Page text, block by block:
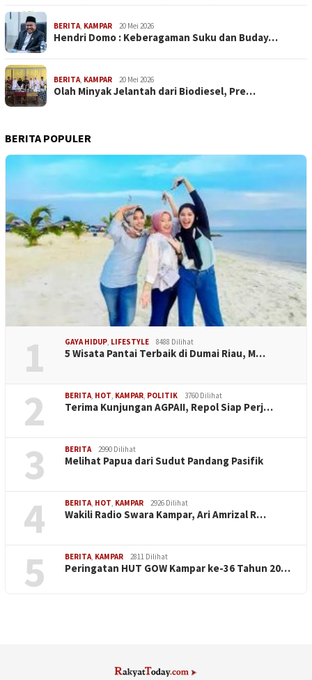
BERITA, KAMPAR 20 Mei 2026
Hendri Domo : Keberagaman Suku dan Buday…
BERITA, KAMPAR 20 Mei 2026
Olah Minyak Jelantah dari Biodiesel, Pre…
BERITA POPULER
1 GAYA HIDUP LIFESTYLE 8488 Dilihat
5 Wisata Pantai Terbaik di Dumai Riau, M…
2 BERITA HOT KAMPAR POLITIK 3760 Dilihat
Terima Kunjungan AGPAII, Repol Siap Perj…
3 BERITA 2990 Dilihat
Melihat Papua dari Sudut Pandang Pasifik
4 BERITA HOT KAMPAR 2926 Dilihat
Wakili Radio Swara Kampar, Ari Amrizal R…
5 BERITA KAMPAR 2811 Dilihat
Peringatan HUT GOW Kampar ke-36 Tahun 20…